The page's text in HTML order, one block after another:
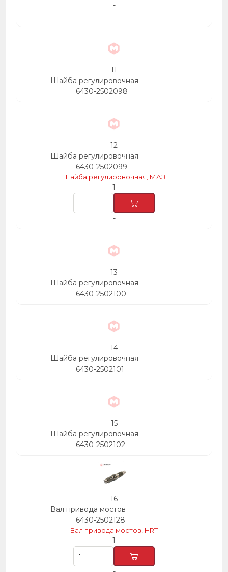
-
-
11
Шайба регулировочная
6430-2502098
12
Шайба регулировочная
6430-2502099
Шайба регулировочная, МАЗ
1
-
13
Шайба регулировочная
6430-2502100
14
Шайба регулировочная
6430-2502101
15
Шайба регулировочная
6430-2502102
16
Вал привода мостов
6430-2502128
Вал привода мостов, HRT
1